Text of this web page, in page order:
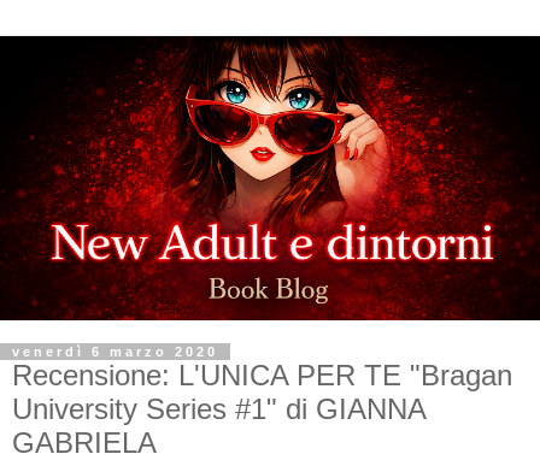
venerdì 6 marzo 2020
Recensione: L'UNICA PER TE "Bragan
University Series #1" di GIANNA
GABRIELA